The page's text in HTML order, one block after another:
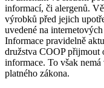
informací, či alergenů.
výrobků před jejich
uvedené na
Informace pravidelně
družstva COOP přijmout
informace. To však
platného zákona.